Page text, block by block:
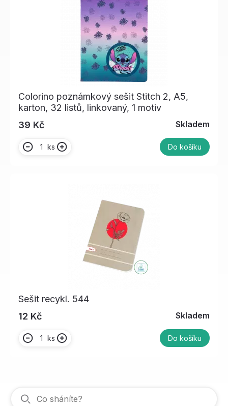
Colorino poznámkový sešit Stitch 2, A5,
karton, 32 listů, linkovaný, 1 motiv
39 Kč
Skladem
ks Do košíku
Sešit recykl. 544
12 Kč
Skladem
ks Do košíku